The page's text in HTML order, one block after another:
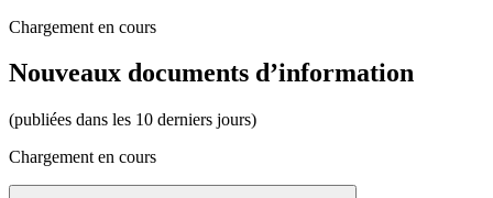
Chargement en cours
Nouveaux documents d’information
(publiées dans les 10 derniers jours)
Chargement en cours